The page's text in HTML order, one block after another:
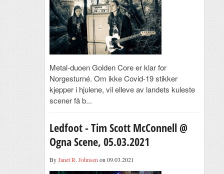
Metal-duoen Golden Core er klar for
Norgesturné. Om ikke Covid-19 stikker
kjepper i hjulene, vil elleve av landets kuleste
scener få b...
Ledfoot - Tim Scott McConnell @
Ogna Scene, 05.03.2021
ByJanet R. Johnsen on 09.03.2021